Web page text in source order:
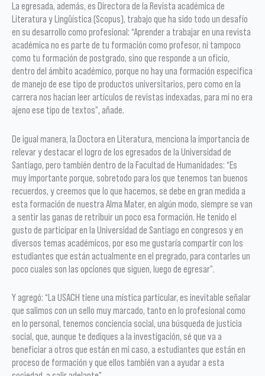
La egresada, además, es Directora de la Revista académica de
Literatura y Lingüística (Scopus), trabajo que ha sido todo un desafío
en su desarrollo como profesional: “Aprender a trabajar en una revista
académica no es parte de tu formación como profesor, ni tampoco
como tu formación de postgrado, sino que responde a un oficio,
dentro del ámbito académico, porque no hay una formación especifica
de manejo de ese tipo de productos universitarios, pero como en la
carrera nos hacían leer artículos de revistas indexadas, para mi no era
ajeno ese tipo de textos”, añade.
De igual manera, la Doctora en Literatura, menciona la importancia de
relevar y destacar el logro de los egresados de la Universidad de
Santiago, pero también dentro de la Facultad de Humanidades: “Es
muy importante porque, sobretodo para los que tenemos tan buenos
recuerdos, y creemos que lo que hacemos, se debe en gran medida a
esta formación de nuestra Alma Mater, en algún modo, siempre se van
a sentir las ganas de retribuir un poco esa formación. He tenido el
gusto de participar en la Universidad de Santiago en congresos y en
diversos temas académicos, por eso me gustaría compartir con los
estudiantes que están actualmente en el pregrado, para contarles un
poco cuales son las opciones que siguen, luego de egresar”.
Y agregó: “La USACH tiene una mística particular, es inevitable señalar
que salimos con un sello muy marcado, tanto en lo profesional como
en lo personal, tenemos conciencia social, una búsqueda de justicia
social, que, aunque te dediques a la investigación, sé que va a
beneficiar a otros que están en mi caso, a estudiantes que están en
proceso de formación y que ellos también van a ayudar a esta